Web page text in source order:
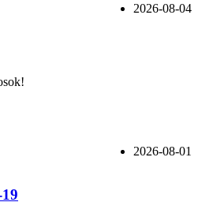
2026-08-04
2026-08-01